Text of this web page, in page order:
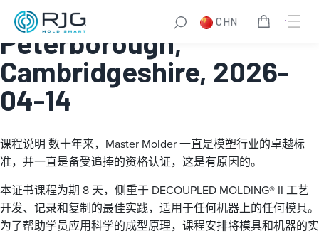
CHN
Master Molder® I:
Peterborough,
Cambridgeshire, 2026-
04-14
课程说明 数十年来，Master Molder 一直是模塑行业的卓越标
准，并一直是备受追捧的资格认证，这是有原因的。
本证书课程为期 8 天，侧重于 DECOUPLED MOLDING® II 工艺
开发、记录和复制的最佳实践，适用于任何机器上的任何模具。
为了帮助学员应用科学的成型原理，课程安排将模具和机器的实